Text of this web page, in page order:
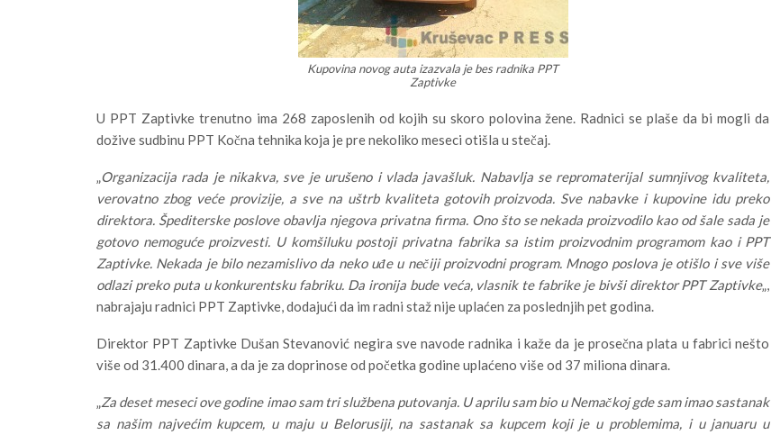
Kupovina novog auta izazvala je bes radnika PPT
Zaptivke
U PPT Zaptivke trenutno ima 268 zaposlenih od kojih su skoro polovina žene. Radnici se plaše da bi mogli da
dožive sudbinu PPT Kočna tehnika koja je pre nekoliko meseci otišla u stečaj.
„Organizacija rada je nikakva, sve je urušeno i vlada javašluk. Nabavlja se repromaterijal sumnjivog kvaliteta,
verovatno zbog veće provizije, a sve na uštrb kvaliteta gotovih proizvoda. Sve nabavke i kupovine idu preko
direktora. Špediterske poslove obavlja njegova privatna firma. Ono što se nekada proizvodilo kao od šale sada je
gotovo nemoguće proizvesti. U komšiluku postoji privatna fabrika sa istim proizvodnim programom kao i PPT
Zaptivke. Nekada je bilo nezamislivo da neko uđe u nečiji proizvodni program. Mnogo poslova je otišlo i sve više
odlazi preko puta u konkurentsku fabriku. Da ironija bude veća, vlasnik te fabrike je bivši direktor PPT Zaptivke„,
nabrajaju radnici PPT Zaptivke, dodajući da im radni staž nije uplaćen za poslednjih pet godina.
Direktor PPT Zaptivke Dušan Stevanović negira sve navode radnika i kaže da je prosečna plata u fabrici nešto
više od 31.400 dinara, a da je za doprinose od početka godine uplaćeno više od 37 miliona dinara.
„Za deset meseci ove godine imao sam tri službena putovanja. U aprilu sam bio u Nemačkoj gde sam imao sastanak
sa našim najvećim kupcem, u maju u Belorusiji, na sastanak sa kupcem koji je u problemima, i u januaru u